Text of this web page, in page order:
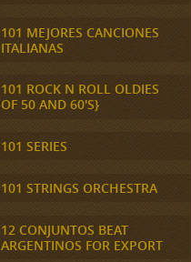
101 MEJORES CANCIONES
ITALIANAS
101 ROCK N ROLL OLDIES
OF 50 AND 60'S}
101 SERIES
101 STRINGS ORCHESTRA
12 CONJUNTOS BEAT
ARGENTINOS FOR EXPORT